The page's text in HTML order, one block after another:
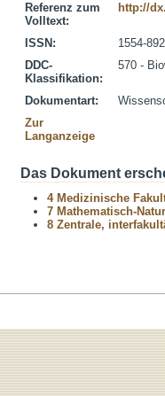
Referenz zum
Volltext:
http://
ISSN:
1554-
DDC-
Klassifikation:
570 -
Dokumentart:
Zur
Langanzeige
Das Dokument
4 Medizinische
7 Mathematisch-
8 Zentrale,